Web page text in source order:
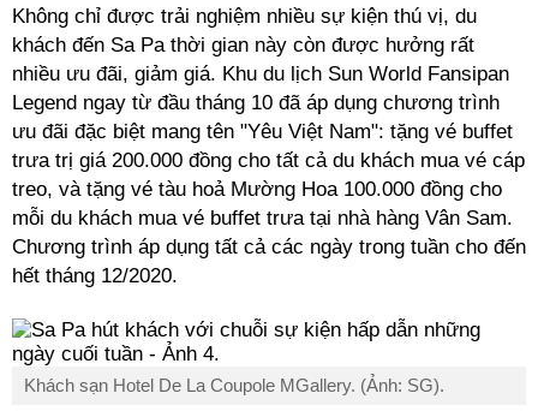
Không chỉ được trải nghiệm nhiều sự kiện thú vị, du
khách đến Sa Pa thời gian này còn được hưởng rất
nhiều ưu đãi, giảm giá. Khu du lịch Sun World Fansipan
Legend ngay từ đầu tháng 10 đã áp dụng chương trình
ưu đãi đặc biệt mang tên "Yêu Việt Nam": tặng vé buffet
trưa trị giá 200.000 đồng cho tất cả du khách mua vé cáp
treo, và tặng vé tàu hoả Mường Hoa 100.000 đồng cho
mỗi du khách mua vé buffet trưa tại nhà hàng Vân Sam.
Chương trình áp dụng tất cả các ngày trong tuần cho đến
hết tháng 12/2020.
Khách sạn Hotel De La Coupole MGallery. (Ảnh: SG).